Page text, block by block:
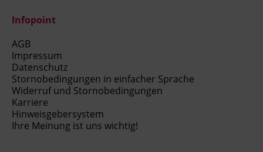
Infopoint
AGB
Impressum
Datenschutz
Stornobedingungen in einfacher Sprache
Widerruf und Stornobedingungen
Karriere
Hinweisgebersystem
Ihre Meinung ist uns wichtig!